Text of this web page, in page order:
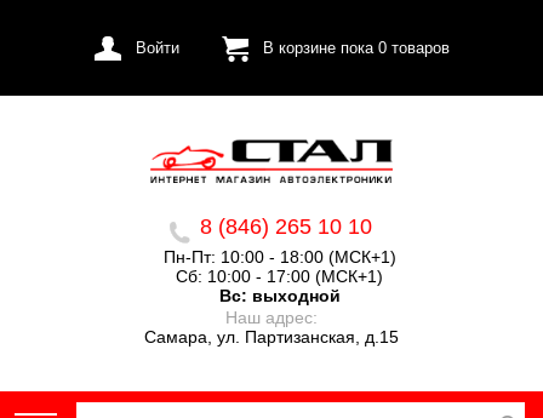
Войти В корзине пока 0товаров
8 (846) 265 10 10
Пн-Пт: 10:00 - 18:00 (МСК+1)
Сб: 10:00 - 17:00 (МСК+1)
Вс: выходной
Наш адрес:
Самара, ул. Партизанская, д.15